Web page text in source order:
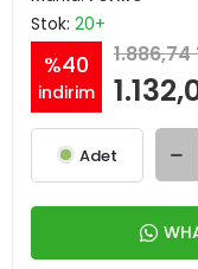
Stok: 20+
%40
indirim
1.886,74
Adet